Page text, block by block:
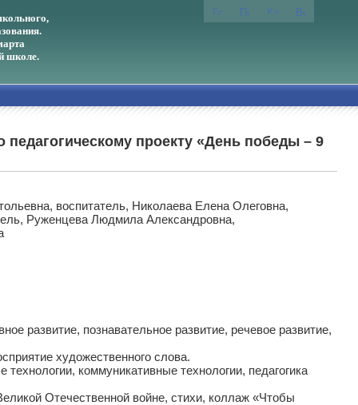
школе.
проекту «День победы – 9
воспитатель, Николаева Елена Олеговна,
Руженцева Людмила Александровна,
развитие, познавательное развитие, речевое развитие,
художественного слова.
коммуникативные технологии, педагогика
Отечественной войне, стихи, коллаж «Чтобы